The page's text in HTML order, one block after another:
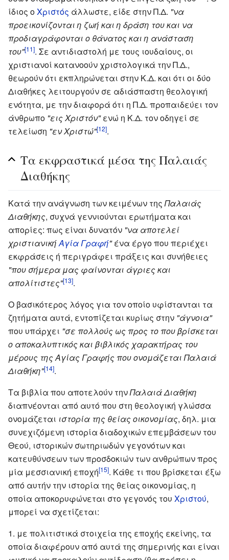
ίδιος οΧριστός άλλωστε, είδε στην Π.Δ. "να
προεικονίζονται η ζωή και η δράση του και να
προδιαγράφονται ο θάνατος και η ανάσταση
του"[11]. Σε αντιδιαστολή με τους ιουδαίους, οι
χριστιανοί κατανοούν χριστολογικά την Π.Δ.,
θεωρούν ότι εκπληρώνεται στην Κ.Δ. και ότι οι δύο
Διαθήκες λειτουργούν σε αδιάσπαστη θεολογική
ενότητα, με την διαφορά ότι η Π.Δ. προπαιδεύει τον
άνθρωπο "εις Χριστόν"ενώ η Κ.Δ. τον οδηγεί σε
τελείωση "εν Χριστώ"[12].
Τα εκφραστικά μέσα της Παλαιάς
Διαθήκης
Κατά την ανάγνωση των κειμένων της Παλαιάς
Διαθήκης, συχνά γεννιούνται ερωτήματα και
απορίες: πως είναι δυνατόν "να αποτελεί
χριστιανικήΑγία Γραφή"ένα έργο που περιέχει
εκφράσεις ή περιγράφει πράξεις και συνήθειες
"που σήμερα μας φαίνονται άγριες και
απολίτιστες"[13].
Ο βασικότερος λόγος για τον οποίο υφίστανται τα
ζητήματα αυτά, εντοπίζεται κυρίως στην "άγνοια"
που υπάρχει "σε πολλούς ως προς το που βρίσκεται
ο αποκαλυπτικός και βιβλικός χαρακτήρας του
μέρους της Αγίας Γραφής που ονομάζεται Παλαιά
Διαθήκη"[14].
Τα βιβλία που αποτελούν τηνΠαλαιά Διαθήκη
διαπνέονται από αυτό που στη θεολογική γλώσσα
ονομάζεται ιστορία της θείας οικονομίας, δηλ. μια
συνεχιζόμενη ιστορία διαδοχικών επεμβάσεων του
Θεού, ιστορικών σωτηριωδών γεγονότων και
κατευθύνσεων των προσδοκιών των ανθρώπων προς
μία μεσσιανική εποχή[15]. Κάθε τι που βρίσκεται έξω
από αυτήν την ιστορία της θείας οικονομίας, η
οποία αποκορυφώνεται στο γεγονός του Χριστού,
μπορεί να σχετίζεται:
με πολιτιστικά στοιχεία της εποχής εκείνης, τα
οποία διαφέρουν από αυτά της σημερινής και είναι